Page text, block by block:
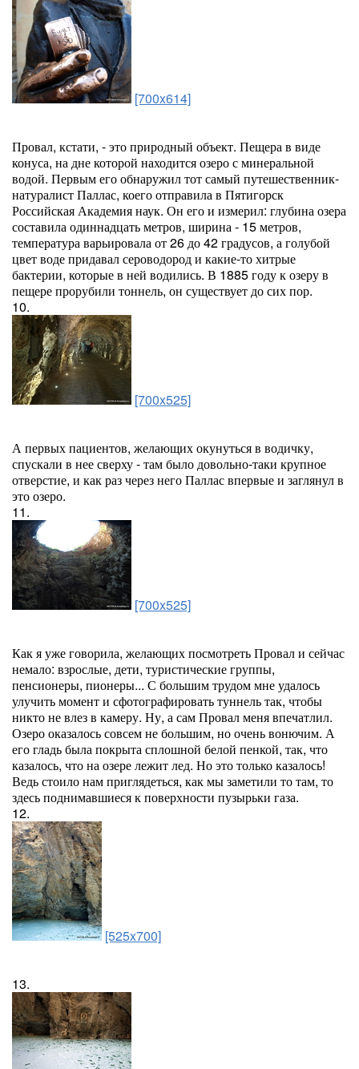
[700x614]
Провал, кстати, - это природный объект. Пещера в виде
конуса, на дне которой находится озеро с минеральной
водой. Первым его обнаружил тот самый путешественник-
натуралист Паллас, коего отправила в Пятигорск
Российская Академия наук. Он его и измерил: глубина озера
составила одиннадцать метров, ширина - 15 метров,
температура варьировала от 26 до 42 градусов, а голубой
цвет воде придавал сероводород и какие-то хитрые
бактерии, которые в ней водились. В 1885 году к озеру в
пещере прорубили тоннель, он существует до сих пор.
10.
[700x525]
А первых пациентов, желающих окунуться в водичку,
спускали в нее сверху - там было довольно-таки крупное
отверстие, и как раз через него Паллас впервые и заглянул в
это озеро.
11.
[700x525]
Как я уже говорила, желающих посмотреть Провал и сейчас
немало: взрослые, дети, туристические группы,
пенсионеры, пионеры... С большим трудом мне удалось
улучить момент и сфотографировать туннель так, чтобы
никто не влез в камеру. Ну, а сам Провал меня впечатлил.
Озеро оказалось совсем не большим, но очень вонючим. А
его гладь была покрыта сплошной белой пенкой, так, что
казалось, что на озере лежит лед. Но это только казалось!
Ведь стоило нам приглядеться, как мы заметили то там, то
здесь поднимавшиеся к поверхности пузырьки газа.
12.
[525x700]
13.